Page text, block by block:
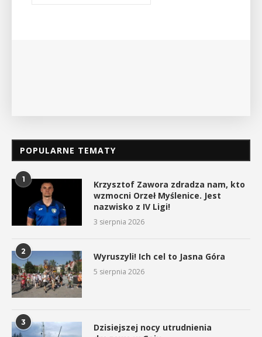
POPULARNE TEMATY
1
Krzysztof Zawora zdradza nam, kto
wzmocni Orzeł Myślenice. Jest
nazwisko z IV Ligi!
3 sierpnia 2026
2 Wyruszyli! Ich cel to Jasna Góra
5 sierpnia 2026
3
Dzisiejszej nocy utrudnienia